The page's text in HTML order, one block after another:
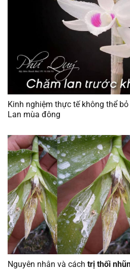
Kinh nghiệm thực tế không thể
Lan mùa đông
Nguyên nhân và cách trị thối